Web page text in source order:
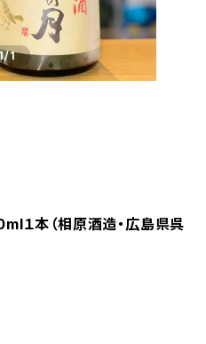
/1
１本（相原酒造・広島県呉